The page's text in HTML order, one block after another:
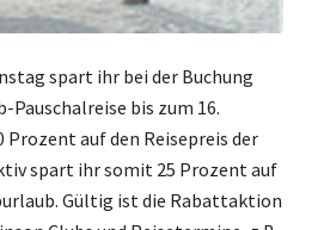
spart ihr bei der Buchung
Pauschalreise bis zum 16.
Prozent auf den Reisepreis der
spart ihr somit 25 Prozent auf
Gültig ist die Rabattaktion